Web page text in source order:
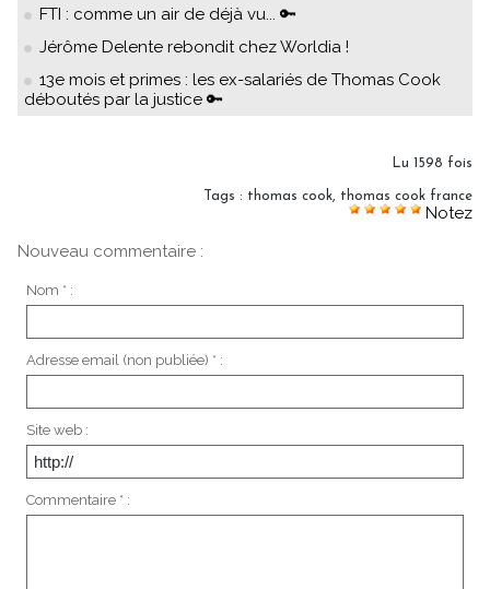
FTI : comme un air de déjà vu... 🔑
Jérôme Delente rebondit chez Worldia !
13e mois et primes : les ex-salariés de Thomas Cook
déboutés par la justice 🔑
Lu 1598 fois
Tags : thomas cook, thomas cook france
Notez
Nouveau commentaire :
Nom * :
Adresse email (non publiée) * :
Site web :
Commentaire * :